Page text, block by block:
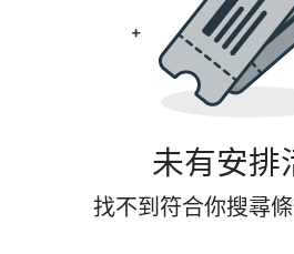
未有安排
找不到符合你搜尋